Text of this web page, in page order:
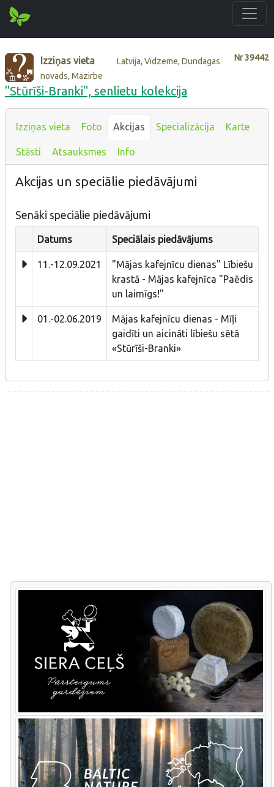
Nr39442
Izziņas vieta
Latvija, Vidzeme, Dundagas
novads, Mazirbe
"Stūrīši-Branki", senlietu kolekcija
Izziņas vieta Foto Akcijas Specializācija Karte
Stāsti Atsauksmes Info
Akcijas un speciālie piedāvājumi
Senāki speciālie piedāvājumi
Datums Speciālais piedāvājums
11.-12.09.2021
"Mājas kafejnīcu dienas" Lībiešu
krastā - Mājas kafejnīca "Paēdis
un laimīgs!"
01.-02.06.2019
Mājas kafejnīcu dienas - Mīļi
gaidīti un aicināti lībiešu sētā
«Stūrīši-Branki»